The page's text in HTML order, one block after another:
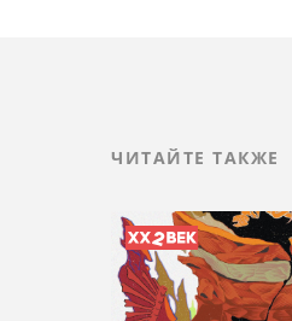
ЧИТАЙТЕ ТАКЖЕ